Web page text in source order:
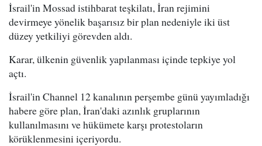
İsrail'in Mossad istihbarat teşkilatı, İran rejimini
devirmeye yönelik başarısız bir plan nedeniyle iki üst
düzey yetkiliyi görevden aldı.
Karar, ülkenin güvenlik yapılanması içinde tepkiye yol
açtı.
İsrail'in Channel 12 kanalının perşembe günü yayımladığı
habere göre plan, İran'daki azınlık gruplarının
kullanılmasını ve hükümete karşı protestoların
körüklenmesini içeriyordu.